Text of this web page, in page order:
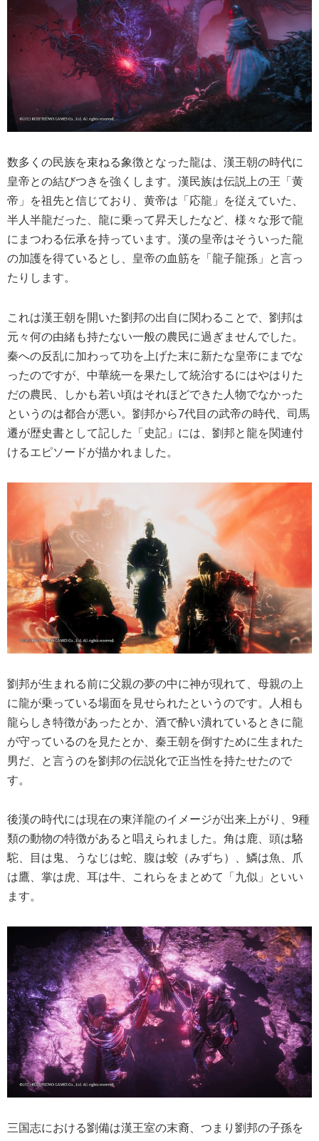
数多くの民族を束ねる象徴となった龍は、漢王朝の時代に
皇帝との結びつきを強くします。漢民族は伝説上の王「黄
帝」を祖先と信じており、黄帝は「応龍」を従えていた、
半人半龍だった、龍に乗って昇天したなど、様々な形で龍
にまつわる伝承を持っています。漢の皇帝はそういった龍
の加護を得ているとし、皇帝の血筋を「龍子龍孫」と言っ
たりします。
これは漢王朝を開いた劉邦の出自に関わることで、劉邦は
元々何の由緒も持たない一般の農民に過ぎませんでした。
秦への反乱に加わって功を上げた末に新たな皇帝にまでな
ったのですが、中華統一を果たして統治するにはやはりた
だの農民、しかも若い頃はそれほどできた人物でなかった
というのは都合が悪い。劉邦から7代目の武帝の時代、司馬
遷が歴史書として記した「史記」には、劉邦と龍を関連付
けるエピソードが描かれました。
劉邦が生まれる前に父親の夢の中に神が現れて、母親の上
に龍が乗っている場面を見せられたというのです。人相も
龍らしき特徴があったとか、酒で酔い潰れているときに龍
が守っているのを見たとか、秦王朝を倒すために生まれた
男だ、と言うのを劉邦の伝説化で正当性を持たせたので
す。
後漢の時代には現在の東洋龍のイメージが出来上がり、9種
類の動物の特徴があると唱えられました。角は鹿、頭は駱
駝、目は鬼、うなじは蛇、腹は蛟（みずち）、鱗は魚、爪
は鷹、掌は虎、耳は牛、これらをまとめて「九似」といい
ます。
三国志における劉備は漢王室の末裔、つまり劉邦の子孫を